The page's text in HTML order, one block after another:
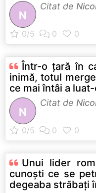
N
Citat de
Într-o ţară în
inimă, totul
ce mai întâi a
N
Citat de
Unui lider
cunoști ce se
degeaba străbați